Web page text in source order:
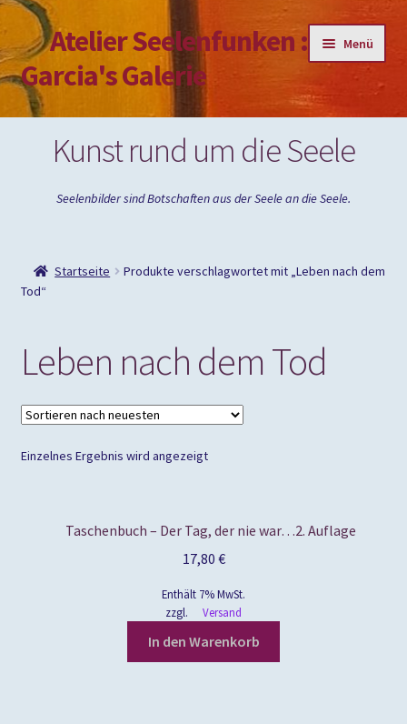
Zur
Navigation
springen
Zum
Inhalt
springen
Atelier Seelenfunken :
Garcia's Galerie
Menü
Mein Konto
Passwort vergessen
Kunst rund um die Seele
Seelenbilder sind Botschaften aus der Seele an die Seele.
Startseite
Produkte verschlagwortet mit „Leben nach dem
Tod“
Leben nach dem Tod
Einzelnes Ergebnis wird angezeigt
Taschenbuch – Der Tag, der nie war…2. Auflage
17,80 €
Enthält 7% MwSt.
zzgl.
Versand
In den Warenkorb